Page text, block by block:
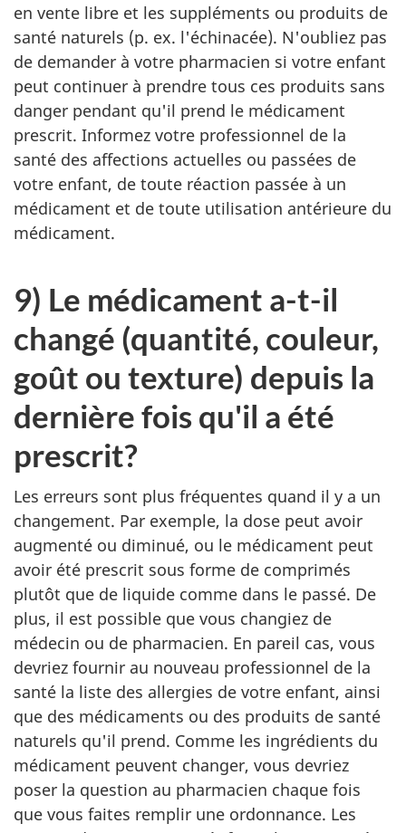
en vente libre et les suppléments ou produits de
santé naturels (p. ex. l'échinacée). N'oubliez pas
de demander à votre pharmacien si votre enfant
peut continuer à prendre tous ces produits sans
danger pendant qu'il prend le médicament
prescrit. Informez votre professionnel de la
santé des affections actuelles ou passées de
votre enfant, de toute réaction passée à un
médicament et de toute utilisation antérieure du
médicament.
9) Le médicament a-t-il
changé (quantité, couleur,
goût ou texture) depuis la
dernière fois qu'il a été
prescrit?
Les erreurs sont plus fréquentes quand il y a un
changement. Par exemple, la dose peut avoir
augmenté ou diminué, ou le médicament peut
avoir été prescrit sous forme de comprimés
plutôt que de liquide comme dans le passé. De
plus, il est possible que vous changiez de
médecin ou de pharmacien. En pareil cas, vous
devriez fournir au nouveau professionnel de la
santé la liste des allergies de votre enfant, ainsi
que des médicaments ou des produits de santé
naturels qu'il prend. Comme les ingrédients du
médicament peuvent changer, vous devriez
poser la question au pharmacien chaque fois
que vous faites remplir une ordonnance. Les